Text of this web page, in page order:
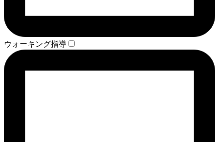
ウォーキング指導